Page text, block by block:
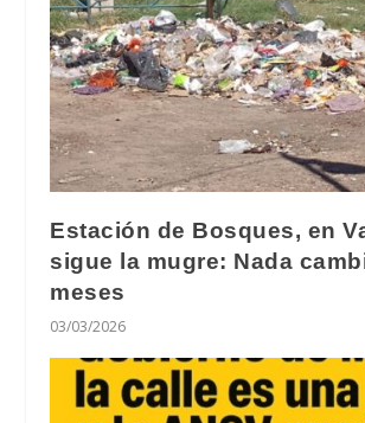
Estación de Bosques, en
sigue la mugre: Nada
meses
03/03/2026